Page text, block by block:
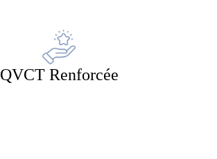
QVCT Renforcée